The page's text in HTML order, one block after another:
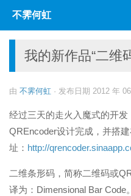
跳至内容
不霁何虹
我的新作品“二维
由 不霁何虹 · 发布日期 2012 年
经过三天的走火入魔式的开
QREncoder设计完成，并搭
址： http://
二维条形码，简称二维码或
译为：Dimensional Bar Code